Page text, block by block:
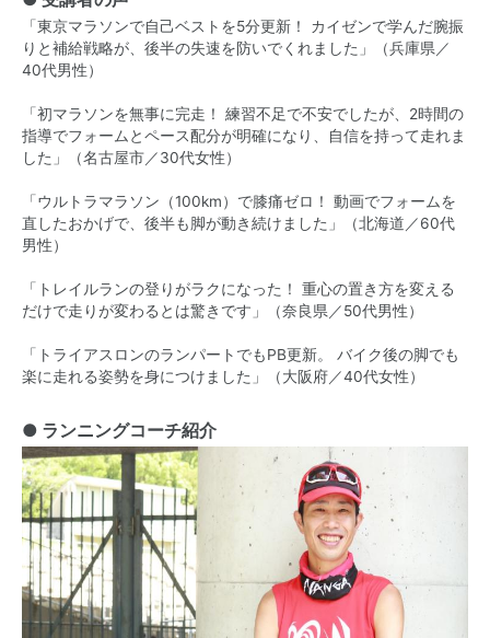
「東京マラソンで自己ベストを5分更新！ カイゼンで学んだ腕振
りと補給戦略が、後半の失速を防いでくれました」（兵庫県／
40代男性）
「初マラソンを無事に完走！ 練習不足で不安でしたが、2時間の
指導でフォームとペース配分が明確になり、自信を持って走れま
した」（名古屋市／30代女性）
「ウルトラマラソン（100km）で膝痛ゼロ！ 動画でフォームを
直したおかげで、後半も脚が動き続けました」（北海道／60代
男性）
「トレイルランの登りがラクになった！ 重心の置き方を変える
だけで走りが変わるとは驚きです」（奈良県／50代男性）
「トライアスロンのランパートでもPB更新。 バイク後の脚でも
楽に走れる姿勢を身につけました」（大阪府／40代女性）
● ランニングコーチ紹介